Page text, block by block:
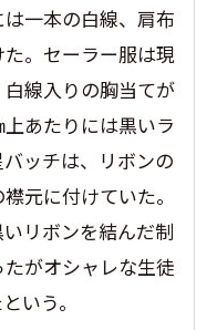
一本の白線、肩布
。セーラー服は現
線入りの胸当てが
あたりには黒いラ
ッチは、リボンの
元に付けていた。
リボンを結んだ制
がオシャレな生徒
いう。